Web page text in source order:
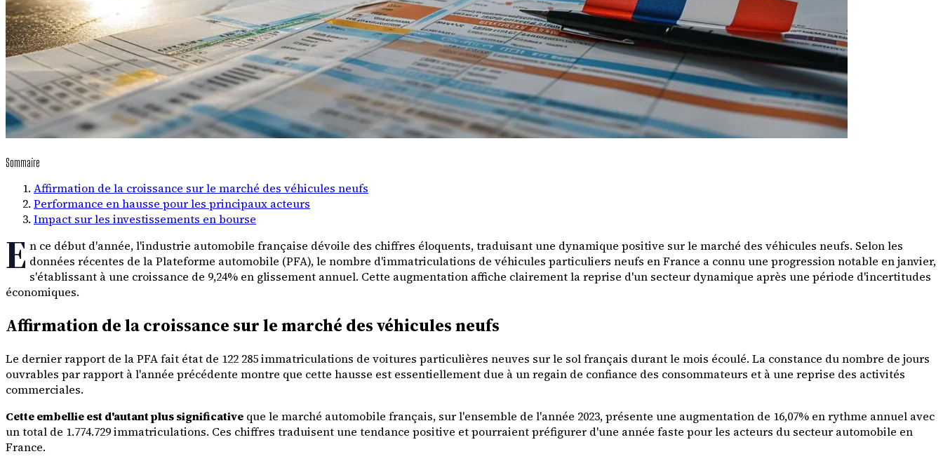
Sommaire
Affirmation de la croissance sur le marché des véhicules neufs
Performance en hausse pour les principaux acteurs
Impact sur les investissements en bourse
E n ce début d'année, l'industrie automobile française dévoile des chiffres éloquents, traduisant une dynamique positive sur le marché des véhicules neufs. Selon les
données récentes de la Plateforme automobile (PFA), le nombre d'immatriculations de véhicules particuliers neufs en France a connu une progression notable en janvier,
s'établissant à une croissance de 9,24% en glissement annuel. Cette augmentation affiche clairement la reprise d'un secteur dynamique après une période d'incertitudes
économiques.
Affirmation de la croissance sur le marché des véhicules neufs
Le dernier rapport de la PFA fait état de 122 285 immatriculations de voitures particulières neuves sur le sol français durant le mois écoulé. La constance du nombre de jours
ouvrables par rapport à l'année précédente montre que cette hausse est essentiellement due à un regain de confiance des consommateurs et à une reprise des activités
commerciales.
Cette embellie est d'autant plus significative que le marché automobile français, sur l'ensemble de l'année 2023, présente une augmentation de 16,07% en rythme annuel avec
un total de 1.774.729 immatriculations. Ces chiffres traduisent une tendance positive et pourraient préfigurer d'une année faste pour les acteurs du secteur automobile en
France.